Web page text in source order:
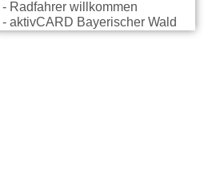
- Radfahrer willkommen
- aktivCARD Bayerischer Wald